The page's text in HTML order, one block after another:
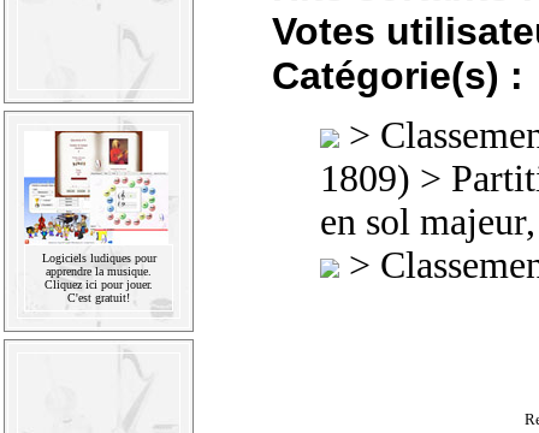
Logiciels ludiques pour
apprendre la musique.
Cliquez ici pour jouer.
C'est gratuit!
Votes
Catégorie(s) :
>
1809) >
en sol
>